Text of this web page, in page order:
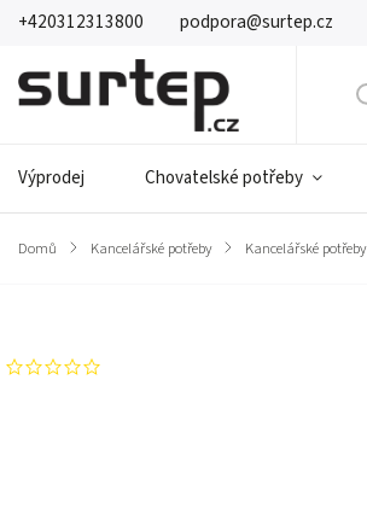
+420312313800 podpora@surtep.cz
Výprodej Chovatelské potřeby
Domů / Kancelářské potřeby / Kancelářské potřeby